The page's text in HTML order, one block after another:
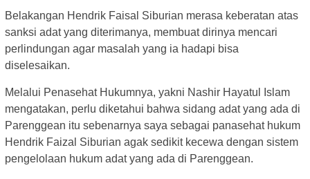
Belakangan Hendrik Faisal Siburian merasa keberatan atas
sanksi adat yang diterimanya, membuat dirinya mencari
perlindungan agar masalah yang ia hadapi bisa
diselesaikan.
Melalui Penasehat Hukumnya, yakni Nashir Hayatul Islam
mengatakan, perlu diketahui bahwa sidang adat yang ada di
Parenggean itu sebenarnya saya sebagai panasehat hukum
Hendrik Faizal Siburian agak sedikit kecewa dengan sistem
pengelolaan hukum adat yang ada di Parenggean.